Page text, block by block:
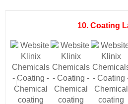
10. Coating